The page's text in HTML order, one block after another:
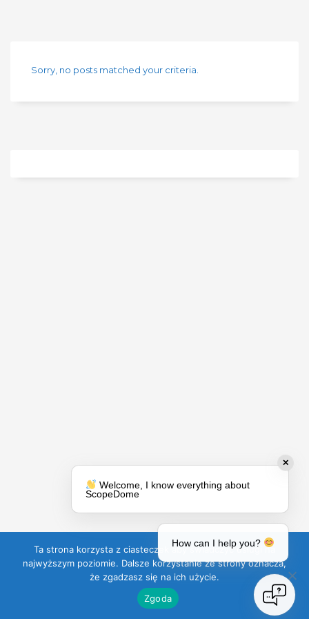
Sorry, no posts matched your criteria.
Ta strona korzysta z ciasteczek aby świadczyć usługi na
najwyższym poziomie. Dalsze korzystanie ze strony oznacza,
że zgadzasz się na ich użycie.
Zgoda
✕
Welcome, I know everything about
ScopeDome
How can I help you?